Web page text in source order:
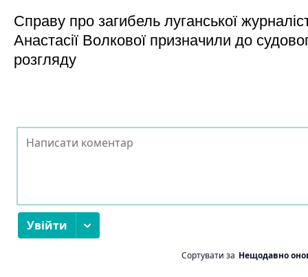
Справу про загибель луганської
Анастасії Волкової призначили до
розгляду